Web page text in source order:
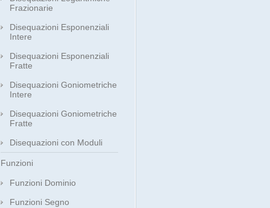
Frazionarie
Disequazioni Esponenziali
Intere
Disequazioni Esponenziali
Fratte
Disequazioni Goniometriche
Intere
Disequazioni Goniometriche
Fratte
Disequazioni con Moduli
Funzioni
Funzioni Dominio
Funzioni Segno